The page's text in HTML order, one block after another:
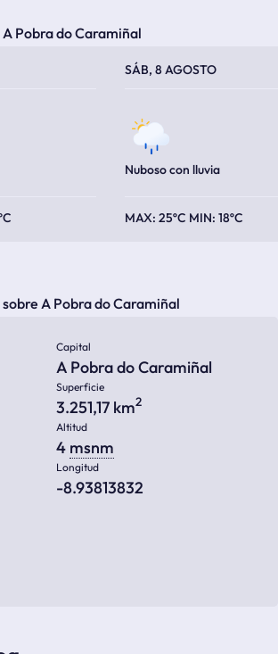
Pobra do Caramiñal
SÁB, 8 AGOSTO
Nuboso con lluvia
25ºC 18ºC
A Pobra do Caramiñal
Capital
A Pobra do Caramiñal
Superficie
3.251,17 km2
Altitud
4 msnm
Longitud
-8.93813832